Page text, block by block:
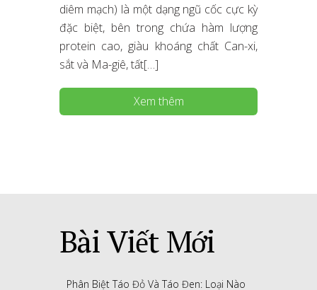
diêm mạch) là một dạng ngũ cốc cực kỳ
đặc biệt, bên trong chứa hàm lượng
protein cao, giàu khoáng chất Can-xi,
sắt và Ma-giê, tất[…]
Xem thêm
Bài Viết Mới
Phân Biệt Táo Đỏ Và Táo Đen: Loại Nào